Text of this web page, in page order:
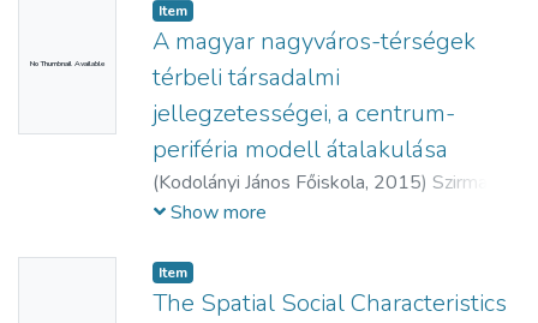
No Thumbnail Available
Item
A magyar nagyváros-térségek
térbeli társadalmi
jellegzetességei, a centrum-
periféria modell átalakulása
(Kodolányi János Főiskola, 2015) Szirmai,
Viktória;Ferencz, Zoltán
Show more
Item
The Spatial Social Characteristics